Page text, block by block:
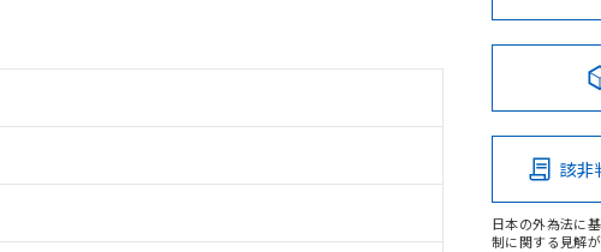
該非
日本の外為法に
制に関する見解